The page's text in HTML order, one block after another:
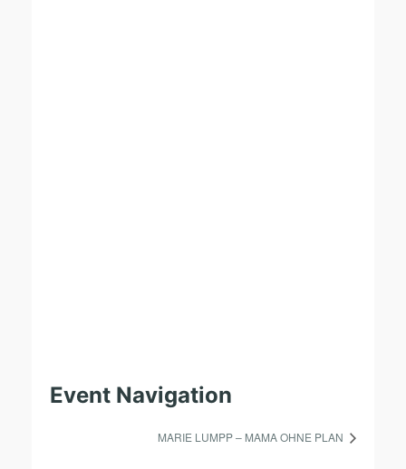
Event Navigation
MARIE LUMPP – MAMA OHNE PLAN